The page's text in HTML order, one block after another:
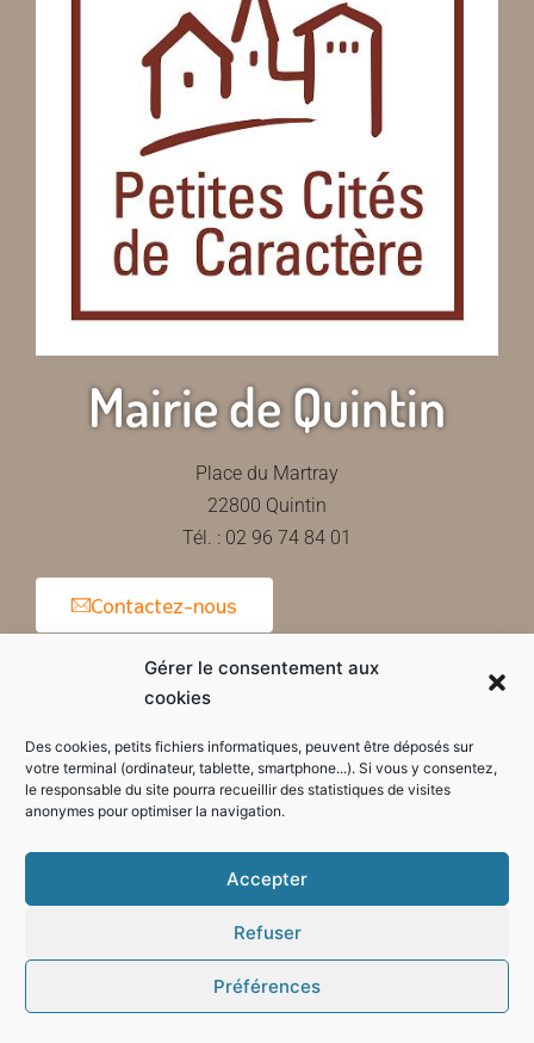
Gérer le consentement aux
cookies
Des cookies, petits fichiers informatiques, peuvent être déposés sur
votre terminal (ordinateur, tablette, smartphone...). Si vous y consentez,
le responsable du site pourra recueillir des statistiques de visites
anonymes pour optimiser la navigation.
Accepter
Refuser
Préférences
Mairie de Quintin
Place du Martray
22800 Quintin
Tél. : 02 96 74 84 01
Contactez-nous
Horaires d'ouverture de la mairie
Mode sombre :